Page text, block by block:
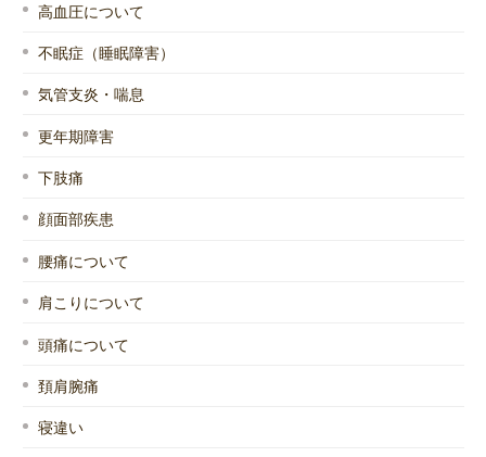
高血圧について
不眠症（睡眠障害）
気管支炎・喘息
更年期障害
下肢痛
顔面部疾患
腰痛について
肩こりについて
頭痛について
頚肩腕痛
寝違い